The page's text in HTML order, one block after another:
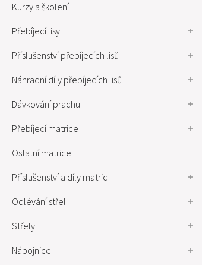
Kurzy a školení
Přebíjecí lisy
Příslušenství přebíjecích lisů
Náhradní díly přebíjecích lisů
Dávkování prachu
Přebíjecí matrice
Ostatní matrice
Příslušenství a díly matric
Odlévání střel
Střely
Nábojnice